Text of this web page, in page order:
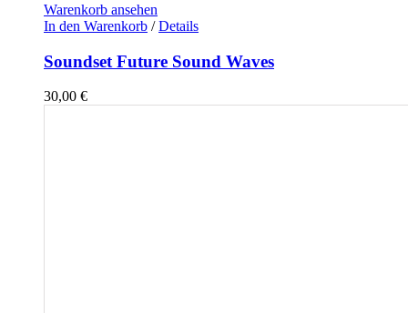
Warenkorb ansehen
In den Warenkorb / Details
Soundset Future Sound Waves
30,00 €